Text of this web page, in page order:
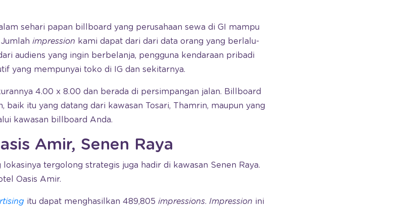
sehari papan billboard yang perusahaan sewa di GI mampu
Jumlah impression kami dapat dari dari data orang yang berlalu-
audiens yang ingin berbelanja, pengguna kendaraan pribadi
yang mempunyai toko di IG dan sekitarnya.
4.00 x 8.00 dan berada di persimpangan jalan. Billboard
baik itu yang datang dari kawasan Tosari, Thamrin, maupun yang
kawasan billboard Anda.
Amir, Senen Raya
tergolong strategis juga hadir di kawasan Senen Raya.
Oasis Amir.
itu dapat menghasilkan 489,805 impressions. Impression ini